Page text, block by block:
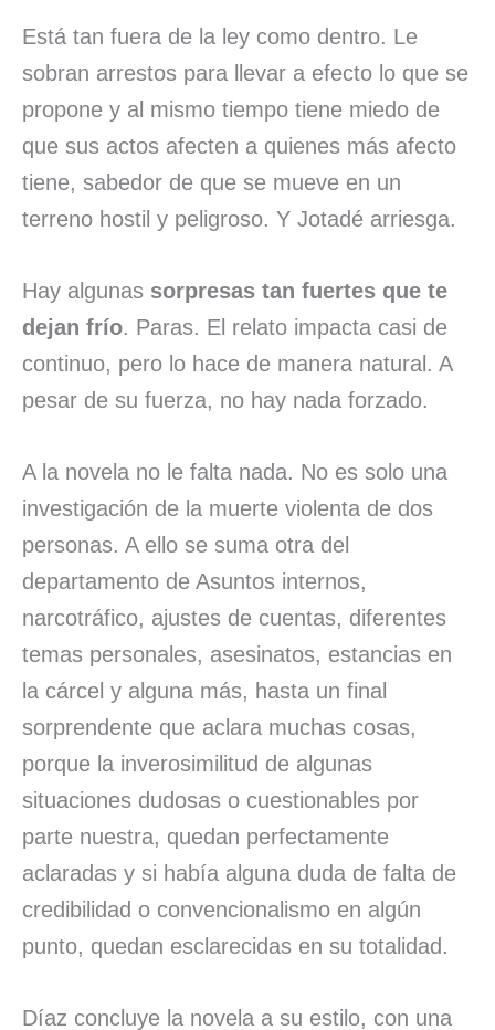
Está tan fuera de la ley como dentro. Le
sobran arrestos para llevar a efecto lo que se
propone y al mismo tiempo tiene miedo de
que sus actos afecten a quienes más afecto
tiene, sabedor de que se mueve en un
terreno hostil y peligroso. Y Jotadé arriesga.
Hay algunas sorpresas tan fuertes que te
dejan frío. Paras. El relato impacta casi de
continuo, pero lo hace de manera natural. A
pesar de su fuerza, no hay nada forzado.
A la novela no le falta nada. No es solo una
investigación de la muerte violenta de dos
personas. A ello se suma otra del
departamento de Asuntos internos,
narcotráfico, ajustes de cuentas, diferentes
temas personales, asesinatos, estancias en
la cárcel y alguna más, hasta un final
sorprendente que aclara muchas cosas,
porque la inverosimilitud de algunas
situaciones dudosas o cuestionables por
parte nuestra, quedan perfectamente
aclaradas y si había alguna duda de falta de
credibilidad o convencionalismo en algún
punto, quedan esclarecidas en su totalidad.
Díaz concluye la novela a su estilo, con una